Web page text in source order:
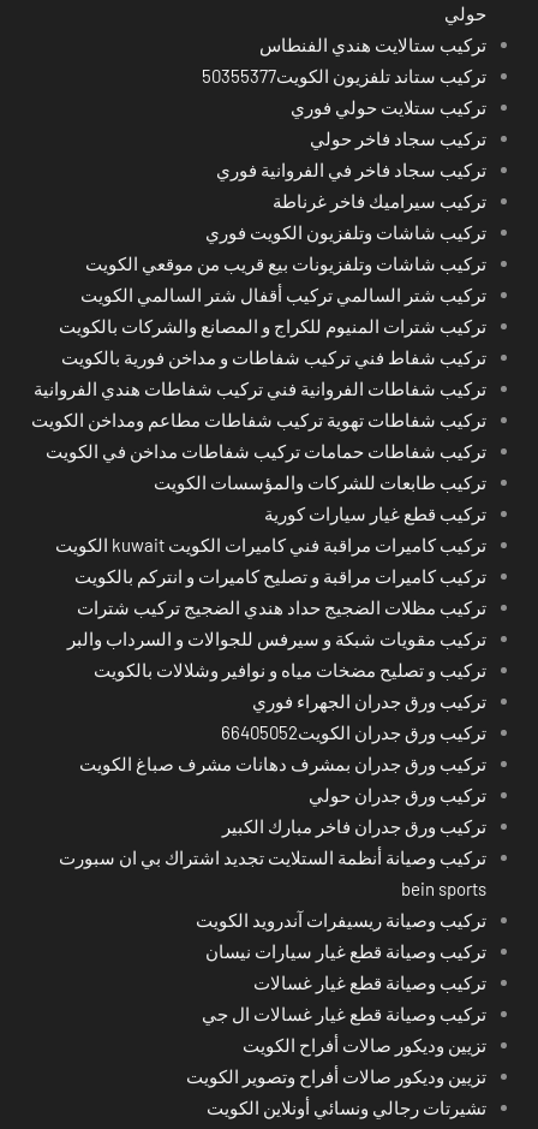
حولي
تركيب ستالايت هندي الفنطاس
تركيب ستاند تلفزيون الكويت50355377
تركيب ستلايت حولي فوري
تركيب سجاد فاخر حولي
تركيب سجاد فاخر في الفروانية فوري
تركيب سيراميك فاخر غرناطة
تركيب شاشات وتلفزيون الكويت فوري
تركيب شاشات وتلفزيونات بيع قريب من موقعي الكويت
تركيب شتر السالمي تركيب أقفال شتر السالمي الكويت
تركيب شترات المنيوم للكراج و المصانع والشركات بالكويت
تركيب شفاط فني تركيب شفاطات و مداخن فورية بالكويت
تركيب شفاطات الفروانية فني تركيب شفاطات هندي الفروانية
تركيب شفاطات تهوية تركيب شفاطات مطاعم ومداخن الكويت
تركيب شفاطات حمامات تركيب شفاطات مداخن في الكويت
تركيب طابعات للشركات والمؤسسات الكويت
تركيب قطع غيار سيارات كورية
تركيب كاميرات مراقبة فني كاميرات الكويت kuwait الكويت
تركيب كاميرات مراقبة و تصليح كاميرات و انتركم بالكويت
تركيب مظلات الضجيج حداد هندي الضجيج تركيب شترات
تركيب مقويات شبكة و سيرفس للجوالات و السرداب والبر
تركيب و تصليح مضخات مياه و نوافير وشلالات بالكويت
تركيب ورق جدران الجهراء فوري
تركيب ورق جدران الكويت66405052
تركيب ورق جدران بمشرف دهانات مشرف صباغ الكويت
تركيب ورق جدران حولي
تركيب ورق جدران فاخر مبارك الكبير
تركيب وصيانة أنظمة الستلايت تجديد اشتراك بي ان سبورت
bein sports
تركيب وصيانة ريسيفرات آندرويد الكويت
تركيب وصيانة قطع غيار سيارات نيسان
تركيب وصيانة قطع غيار غسالات
تركيب وصيانة قطع غيار غسالات ال جي
تزيين وديكور صالات أفراح الكويت
تزيين وديكور صالات أفراح وتصوير الكويت
تشيرتات رجالي ونسائي أونلاين الكويت